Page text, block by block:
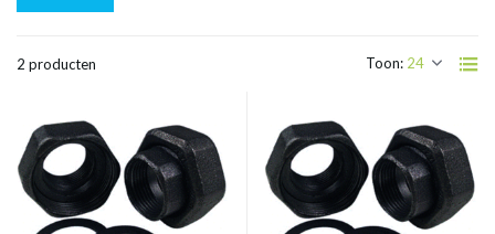
2 producten Toon: